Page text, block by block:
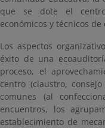
que se dote el
económicos y técnicos
Los aspectos
éxito de una
proceso, el
centro (claustro,
comunes (al
encuentros, los
establecimiento de